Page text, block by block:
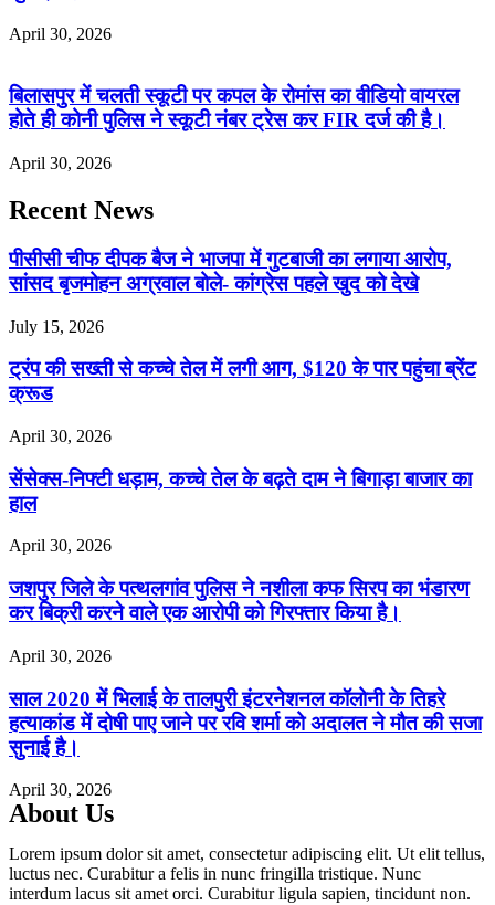
April 30, 2026
बिलासपुर में चलती स्कूटी पर कपल के रोमांस का वीडियो वायरल
होते ही कोनी पुलिस ने स्कूटी नंबर ट्रेस कर FIR दर्ज की है।
April 30, 2026
Recent News
पीसीसी चीफ दीपक बैज ने भाजपा में गुटबाजी का लगाया आरोप,
सांसद बृजमोहन अग्रवाल बोले- कांग्रेस पहले खुद को देखे
July 15, 2026
ट्रंप की सख्ती से कच्चे तेल में लगी आग, $120 के पार पहुंचा ब्रेंट
क्रूड
April 30, 2026
सेंसेक्स-निफ्टी धड़ाम, कच्चे तेल के बढ़ते दाम ने बिगाड़ा बाजार का
हाल
April 30, 2026
जशपुर जिले के पत्थलगांव पुलिस ने नशीला कफ सिरप का भंडारण
कर बिक्री करने वाले एक आरोपी को गिरफ्तार किया है।
April 30, 2026
साल 2020 में भिलाई के तालपुरी इंटरनेशनल कॉलोनी के तिहरे
हत्याकांड में दोषी पाए जाने पर रवि शर्मा को अदालत ने मौत की सजा
सुनाई है।
April 30, 2026
About Us
Lorem ipsum dolor sit amet, consectetur adipiscing elit. Ut elit tellus,
luctus nec. Curabitur a felis in nunc fringilla tristique. Nunc
interdum lacus sit amet orci. Curabitur ligula sapien, tincidunt non.